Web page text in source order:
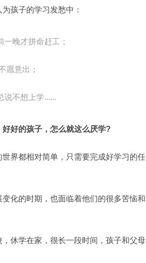
孩子的学习发愁中：
晚才拼命赶工；
愿意出；
说不想上学......
好好的孩子，怎么就这么厌学?
界都相对简单，只需要完成好学习的任
化的时期，也面临着他们的很多苦恼和
休学在家，很长一段时间，孩子和父母